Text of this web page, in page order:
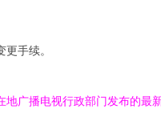
手续。
广播电视行政部门发布的最